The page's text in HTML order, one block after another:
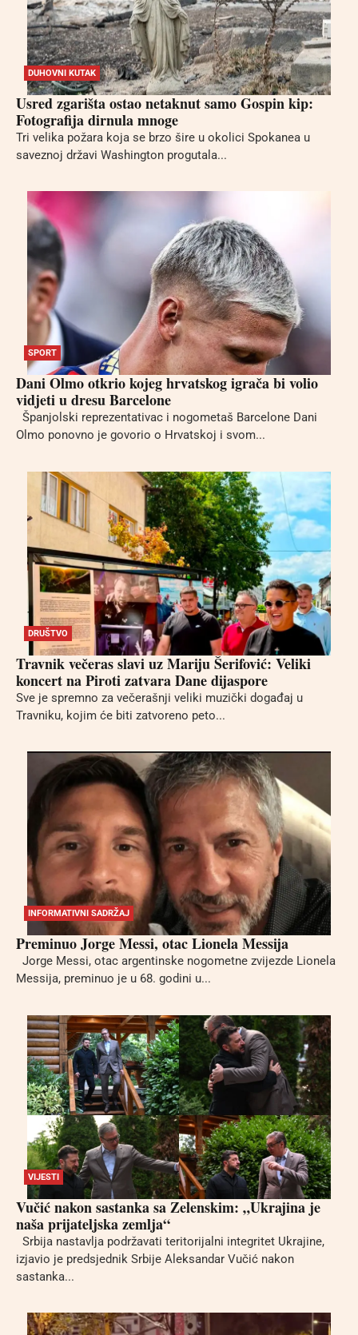
DUHOVNI KUTAK
Usred zgarišta ostao netaknut samo Gospin kip:
Fotografija dirnula mnoge
Tri velika požara koja se brzo šire u okolici Spokanea u
saveznoj državi Washington progutala...
SPORT
Dani Olmo otkrio kojeg hrvatskog igrača bi volio
vidjeti u dresu Barcelone
Španjolski reprezentativac i nogometaš Barcelone Dani
Olmo ponovno je govorio o Hrvatskoj i svom...
DRUŠTVO
Travnik večeras slavi uz Mariju Šerifović: Veliki
koncert na Piroti zatvara Dane dijaspore
Sve je spremno za večerašnji veliki muzički događaj u
Travniku, kojim će biti zatvoreno peto...
INFORMATIVNI SADRŽAJ
Preminuo Jorge Messi, otac Lionela Messija
Jorge Messi, otac argentinske nogometne zvijezde Lionela
Messija, preminuo je u 68. godini u...
VIJESTI
Vučić nakon sastanka sa Zelenskim: „Ukrajina je
naša prijateljska zemlja“
Srbija nastavlja podržavati teritorijalni integritet Ukrajine,
izjavio je predsjednik Srbije Aleksandar Vučić nakon
sastanka...